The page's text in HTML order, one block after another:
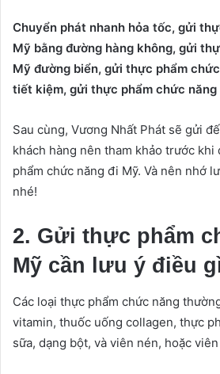
Chuyển phát nhanh hỏa tốc, gửi
Mỹ bằng đường hàng không, gửi
Mỹ đường biển, gửi thực phẩm
tiết kiệm, gửi thực phẩm chức năng
Sau cùng, Vương Nhất Phát sẽ gửi
khách hàng nên tham khảo trước
phẩm chức năng đi Mỹ. Và nên nhớ
nhé!
2. Gửi thực phẩm
Mỹ cần lưu ý điều
Các loại thực phẩm chức năng
vitamin, thuốc uống collagen, thực
sữa, dạng bột, và viên nén, hoặc